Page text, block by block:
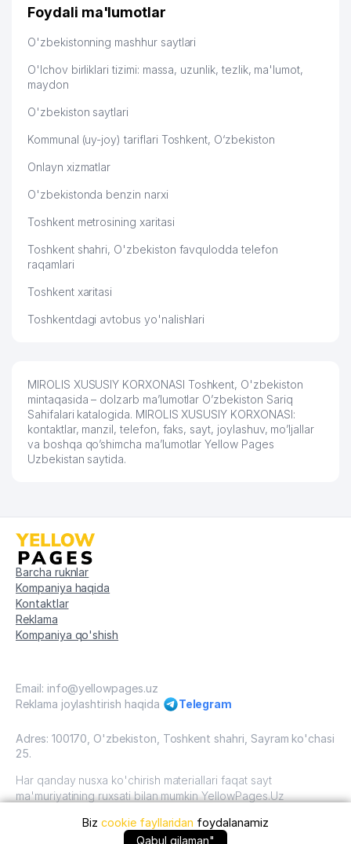
Foydali ma'lumotlar
O'zbekistonning mashhur saytlari
O'lchov birliklari tizimi: massa, uzunlik, tezlik, ma'lumot,
maydon
O'zbekiston saytlari
Kommunal (uy-joy) tariflari Toshkent, O‘zbekiston
Onlayn xizmatlar
O'zbekistonda benzin narxi
Toshkent metrosining xaritasi
Toshkent shahri, O'zbekiston favqulodda telefon
raqamlari
Toshkent xaritasi
Toshkentdagi avtobus yo'nalishlari
MIROLIS XUSUSIY KORXONASI Toshkent, O'zbekiston
mintaqasida – dolzarb ma’lumotlar O’zbekiston Sariq
Sahifalari katalogida. MIROLIS XUSUSIY KORXONASI:
kontaktlar, manzil, telefon, faks, sayt, joylashuv, mo’ljallar
va boshqa qo’shimcha ma’lumotlar Yellow Pages
Uzbekistan saytida.
+99888 ... qo'ng'iroq qilish
Barcha ruknlar
Kompaniya haqida
Kontaktlar
Reklama
Kompaniya qo'shish
Email: info@yellowpages.uz
Reklama joylashtirish haqida
Telegram
Adres: 100170, O'zbekiston, Toshkent shahri, Sayram ko'chasi
25.
Har qanday nusxa ko'chirish materiallari faqat sayt
ma'muriyatining ruxsati bilan mumkin YellowPages.Uz
O'zbekiston, 2009 - 2026 / O'zbekiston "sariq
sahifalar"mualliflik huquqi. Barcha huquqlar himoyalangan.
Bizcookie fayllaridan foydalanamiz
Qabul qilaman"